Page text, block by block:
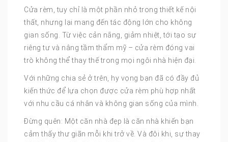
Cửa rèm, tuy chỉ là một phần nhỏ trong thiết kế nội
thất, nhưng lại mang đến tác động lớn cho không
gian sống. Từ việc cản nắng, giảm nhiệt, tới tạo sự
riêng tư và nâng tầm thẩm mỹ – cửa rèm đóng vai
trò không thể thay thế trong mọi ngôi nhà hiện đại.
Với những chia sẻ ở trên, hy vọng bạn đã có đầy đủ
kiến thức để lựa chọn được cửa rèm phù hợp nhất
với nhu cầu cá nhân và không gian sống của mình.
Đừng quên: Một căn nhà đẹp là căn nhà khiến bạn
cảm thấy thư giãn mỗi khi trở về. Và đôi khi, sự thay